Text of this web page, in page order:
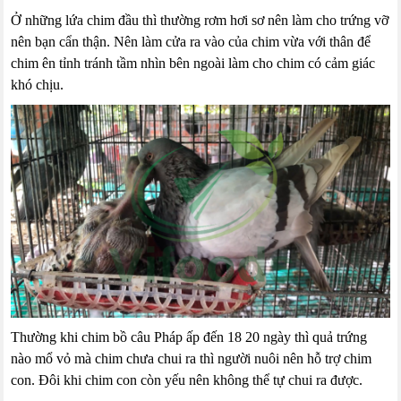
Ở những lứa chim đầu thì thường rơm hơi sơ nên làm cho trứng vỡ
nên bạn cẩn thận. Nên làm cửa ra vào của chim vừa với thân để
chim ên tỉnh tránh tầm nhìn bên ngoài làm cho chim có cảm giác
khó chịu.
Thường khi chim bồ câu Pháp ấp đến 18 20 ngày thì quả trứng
nào mổ vỏ mà chim chưa chui ra thì người nuôi nên hỗ trợ chim
con. Đôi khi chim con còn yếu nên không thể tự chui ra được.